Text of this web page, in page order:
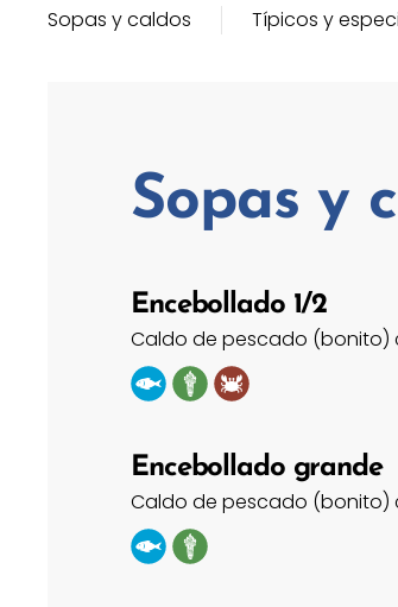
Sopas y caldos Típicos y
Sopas y
Encebollado 1/2
Caldo de pescado (bonito)
Encebollado grande
Caldo de pescado (bonito)